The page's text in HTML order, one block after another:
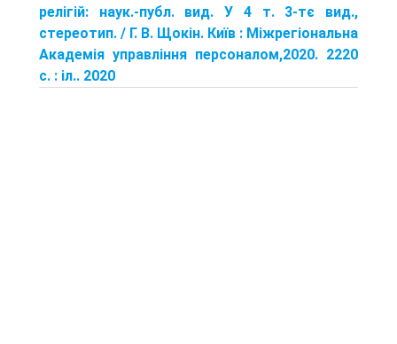
релігій: наук.-публ. вид. У 4 т. 3-тє вид.,
стереотип. / Г. В. Щокін. Київ : Міжрегіональна
Академія управління персоналом,2020. 2220
с. : іл.. 2020